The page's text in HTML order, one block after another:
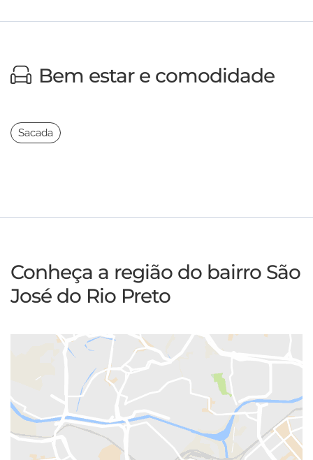
Bem estar e comodidade
Sacada
Conheça a região do bairro São
José do Rio Preto